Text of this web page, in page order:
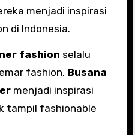
menjadi inspirasi
di Indonesia.
fashion selalu
fashion. Busana
menjadi inspirasi
tampil fashionable